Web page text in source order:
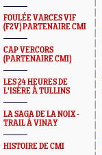
FOULÉE VARCES VIF
(F2V) PARTENAIRE CMI
CAP VERCORS
(PARTENAIRE CMI)
LES 24 HEURES DE
L'ISÈRE À TULLINS
LA SAGA DE LA NOIX -
TRAIL À VINAY
HISTOIRE DE CMI